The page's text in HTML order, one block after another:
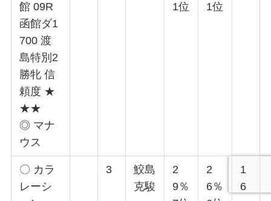
館 09R
函館ダ1
700 渡
島特別2
勝牝 信
頼度 ★
★★
◎ マナ
ウス
1位
1位
〇 カラ
レーシ
3
鮫島
克駿
2
9％
2
6％
1
6